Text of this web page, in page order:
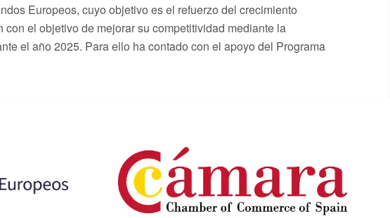
Europeos, cuyo objetivo es el refuerzo del crecimiento
el objetivo de mejorar su competitividad mediante la
el año 2025. Para ello ha contado con el apoyo del Programa